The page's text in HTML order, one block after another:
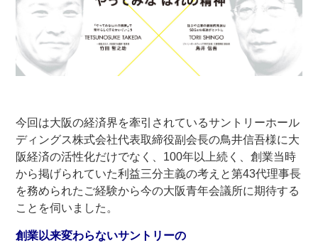
今回は大阪の経済界を牽引されているサントリーホール
ディングス株式会社代表取締役副会長の鳥井信吾様に大
阪経済の活性化だけでなく、100年以上続く、創業当時
から掲げられていた利益三分主義の考えと第43代理事長
を務められたご経験から今の大阪青年会議所に期待する
ことを伺いました。
創業以来変わらないサントリーの